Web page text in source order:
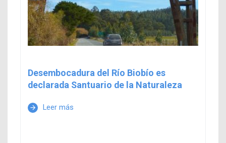
Desembocadura del Río Biobío es
declarada Santuario de la Naturaleza
arrow_forward Leer más